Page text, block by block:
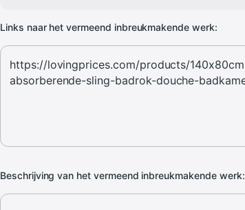
Links naar het vermeend inbreukmakende werk:
Beschrijving van het vermeend inbreukmakende werk: